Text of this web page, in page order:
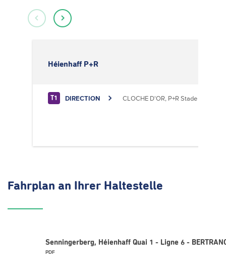
Héienhaff P+R
T1 DIRECTION CLOCHE D'OR, P+R Stade de
Fahrplan an Ihrer Haltestelle
Senningerberg, Héienhaff Quai 1 - Ligne 6 -
PDF